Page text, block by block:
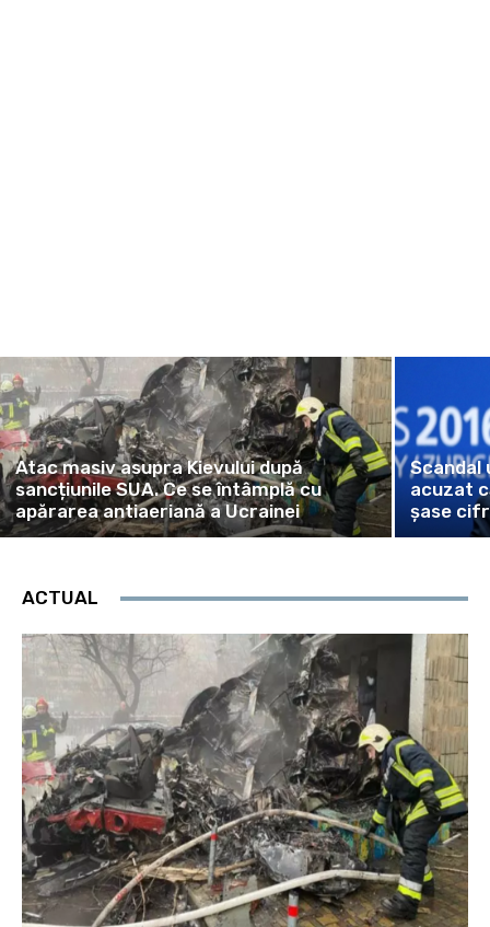
Atac masiv asupra Kievului după
sancțiunile SUA. Ce se întâmplă cu
apărarea antiaeriană a Ucrainei
Scandal
acuzat
șase
ACTUAL